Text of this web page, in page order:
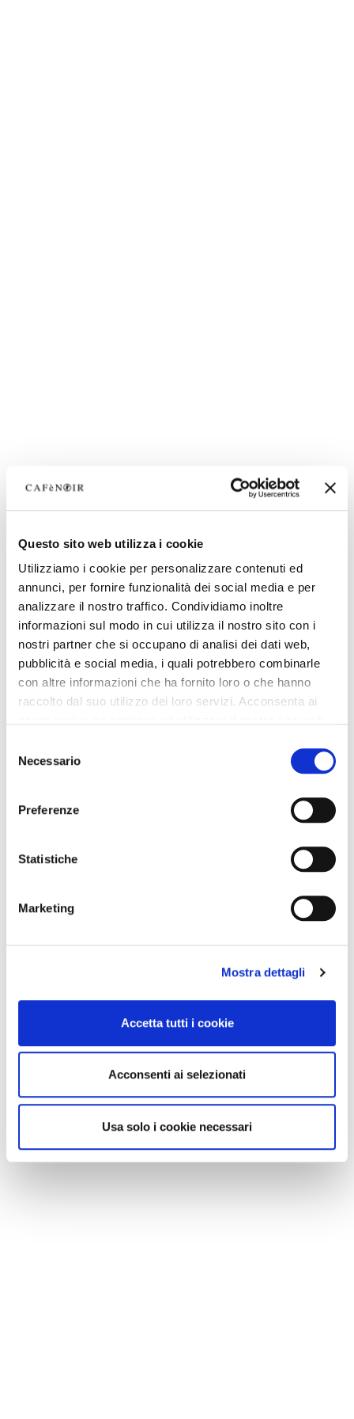
Questo sito web utilizza i cookie
Utilizziamo i cookie per personalizzare contenuti ed
annunci, per fornire funzionalità dei social media e per
analizzare il nostro traffico. Condividiamo inoltre
informazioni sul modo in cui utilizza il nostro sito con i
nostri partner che si occupano di analisi dei dati web,
pubblicità e social media, i quali potrebbero combinarle
con altre informazioni che ha fornito loro o che hanno
raccolto dal suo utilizzo dei loro servizi. Acconsenta ai
delNecessario
Preferenze
Statistiche
Marketing
Mostra dettagli
Accetta tutti i cookie
Acconsenti ai selezionati
Usa solo i cookie necessari